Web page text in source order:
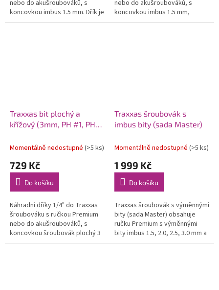
nebo do akušroubováků, s
koncovkou imbus 1.5 mm. Dřík je
vyroben z kvalitní HSS oceli.
nebo do akušroubováků, s
koncovkou imbus 1.5 mm,
2.0mm a 2.5mm. Dříky jsou
Traxxas bit plochý a
křížový (3mm, PH #1, PH
Momentálně nedostupné (>5 ks)
729 Kč
Do košíku
Náhradní dříky 1/4" do Traxxas
šroubováku s ručkou Premium
nebo do akušroubováků, s
koncovkou šroubovák plochý 3
mm, křížový PH1 a PH2 . Dříky
Traxxas šroubovák s
imbus bity (sada Master)
Momentálně nedostupné (>5 ks)
1 999 Kč
Do košíku
Traxxas šroubovák s výměnnými
bity (sada Master) obsahuje
ručku Premium s výměnnými
bity imbus 1.5, 2.0, 2.5, 3.0 mm a
bity s kuličkou 2.0, 2.5, 3.0 mm.